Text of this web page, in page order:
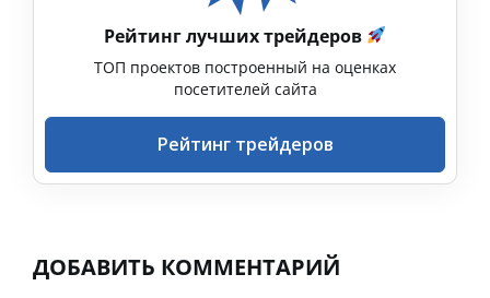
Рейтинг лучших трейдеров
ТОП проектов построенный на оценках
посетителей сайта
Рейтинг трейдеров
ДОБАВИТЬ КОММЕНТАРИЙ